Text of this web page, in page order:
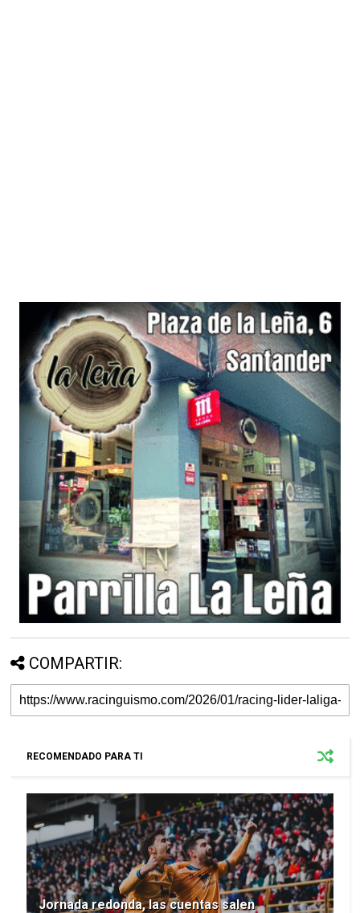
COMPARTIR:
RECOMENDADO PARA TI
Jornada redonda, las cuentas salen